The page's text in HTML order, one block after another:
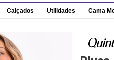
Calçados Utilidades Cama